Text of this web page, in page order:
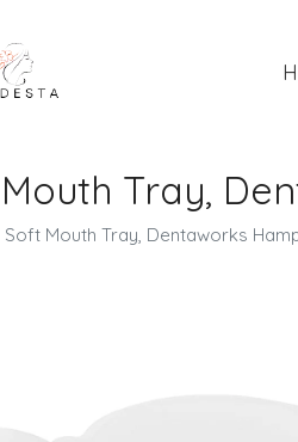
Tray,
Soft Mouth Tray, Dentaworks